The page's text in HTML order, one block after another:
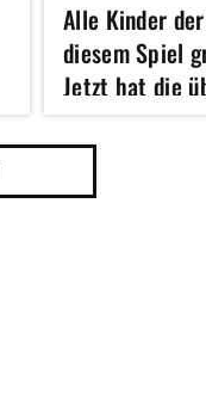
Alle Kinder
diesem Spiel
Jetzt hat die
Fantasy-
Kinostart